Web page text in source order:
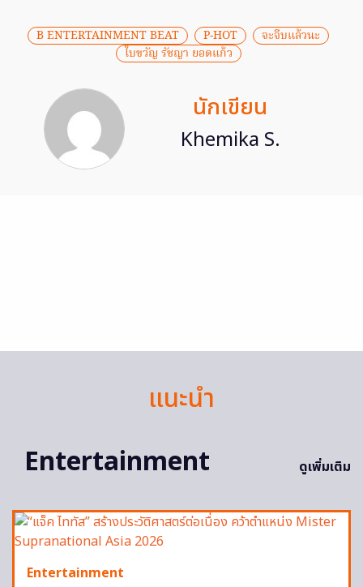
B ENTERTAINMENT BEAT P-HOT
จะจีบแล้วนะ
ใบขวัญ รัชญา ยอดแก้ว
นักเขียน
Khemika S.
แนะนำ
Entertainment
ดูเพิ่มเติม
Entertainment